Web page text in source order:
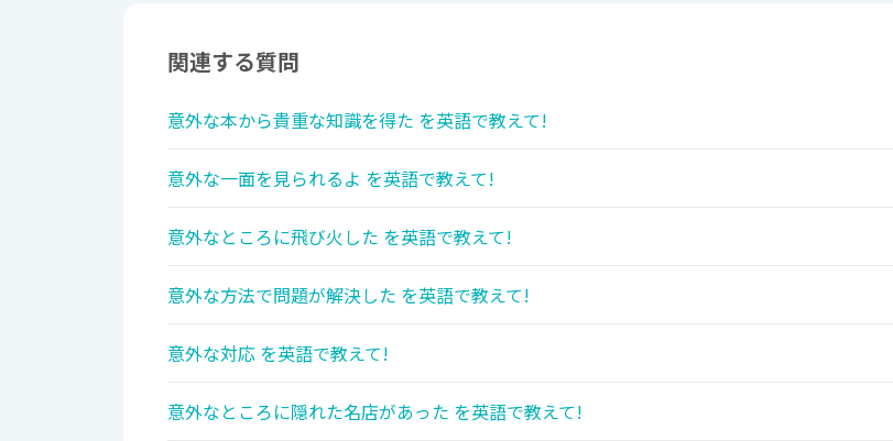
関連する質問
意外な本から貴重な知識を得た を英語で教えて!
意外な一面を見られるよ を英語で教えて!
意外なところに飛び火した を英語で教えて!
意外な方法で問題が解決した を英語で教えて!
意外な対応 を英語で教えて!
意外なところに隠れた名店があった を英語で教えて!